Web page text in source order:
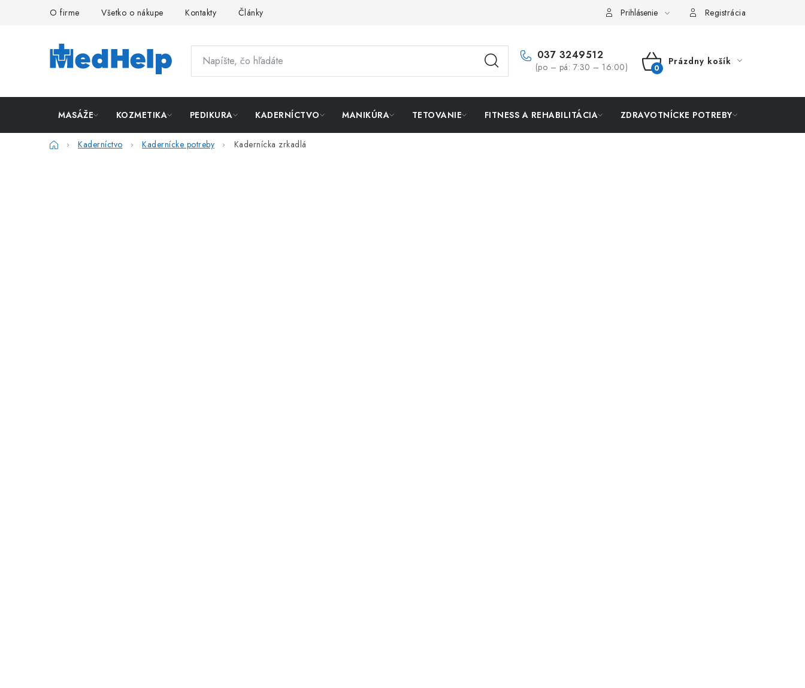
O firme Všetko o nákupe Kontakty Články Prihlásenie Registrácia
037 3249512
(po – pá: 7:30 – 16:00)
NÁKUPNÝ
Prázdny košík
MASÁŽE KOZMETIKA PEDIKURA KADERNÍCTVO MANIKÚRA TETOVANIE FITNESS A REHABILITÁCIA ZDRAVOTNÍCKE POTREBY
DomovKaderníctvo Kadernícke potreby Kadernícka zrkadlá